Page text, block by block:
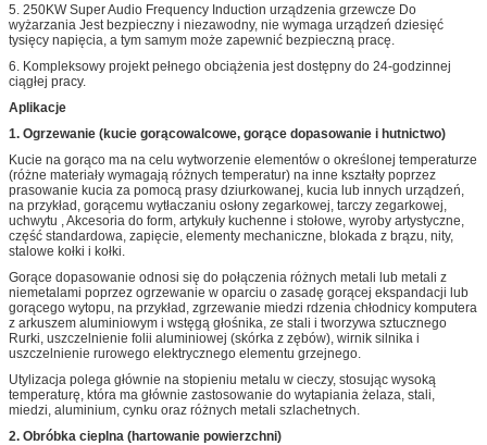
5. 250KW Super Audio Frequency Induction urządzenia grzewcze Do
wyżarzania Jest bezpieczny i niezawodny, nie wymaga urządzeń dziesięć
tysięcy napięcia, a tym samym może zapewnić bezpieczną pracę.
6. Kompleksowy projekt pełnego obciążenia jest dostępny do 24-godzinnej
ciągłej pracy.
Aplikacje
1. Ogrzewanie (kucie gorącowalcowe, gorące dopasowanie i hutnictwo)
Kucie na gorąco ma na celu wytworzenie elementów o określonej temperaturze
(różne materiały wymagają różnych temperatur) na inne kształty poprzez
prasowanie kucia za pomocą prasy dziurkowanej, kucia lub innych urządzeń,
na przykład, gorącemu wytłaczaniu osłony zegarkowej, tarczy zegarkowej,
uchwytu , Akcesoria do form, artykuły kuchenne i stołowe, wyroby artystyczne,
część standardowa, zapięcie, elementy mechaniczne, blokada z brązu, nity,
stalowe kołki i kołki.
Gorące dopasowanie odnosi się do połączenia różnych metali lub metali z
niemetalami poprzez ogrzewanie w oparciu o zasadę gorącej ekspandacji lub
gorącego wytopu, na przykład, zgrzewanie miedzi rdzenia chłodnicy komputera
z arkuszem aluminiowym i wstęgą głośnika, ze stali i tworzywa sztucznego
Rurki, uszczelnienie folii aluminiowej (skórka z zębów), wirnik silnika i
uszczelnienie rurowego elektrycznego elementu grzejnego.
Utylizacja polega głównie na stopieniu metalu w cieczy, stosując wysoką
temperaturę, która ma głównie zastosowanie do wytapiania żelaza, stali,
miedzi, aluminium, cynku oraz różnych metali szlachetnych.
2. Obróbka cieplna (hartowanie powierzchni)